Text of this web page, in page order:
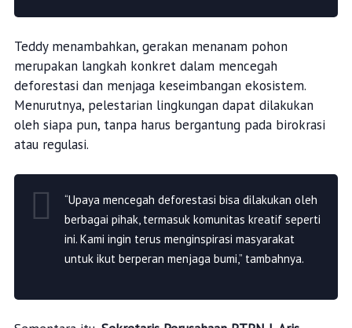
Teddy menambahkan, gerakan menanam pohon
merupakan langkah konkret dalam mencegah
deforestasi dan menjaga keseimbangan ekosistem.
Menurutnya, pelestarian lingkungan dapat dilakukan
oleh siapa pun, tanpa harus bergantung pada birokrasi
atau regulasi.
“Upaya mencegah deforestasi bisa dilakukan oleh
berbagai pihak, termasuk komunitas kreatif seperti
ini. Kami ingin terus menginspirasi masyarakat
untuk ikut berperan menjaga bumi,” tambahnya.